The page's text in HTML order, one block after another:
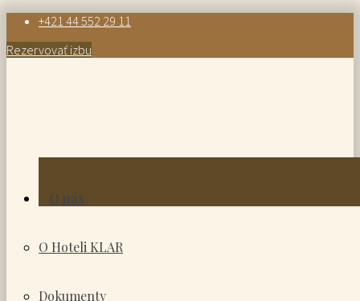
+421 44 552 29 11
Rezervovať izbu
O nás
O Hoteli KLAR
Dokumenty